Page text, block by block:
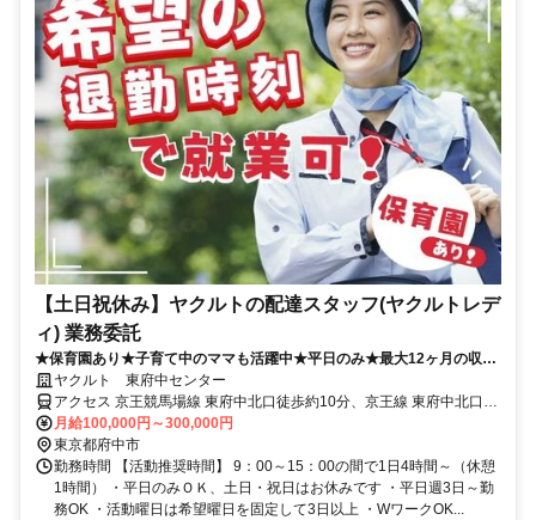
【土日祝休み】ヤクルトの配達スタッフ(ヤクルトレデ
ィ) 業務委託
★保育園あり★子育て中のママも活躍中★平日のみ★最大12ヶ月の収入
補償あり
ヤクルト 東府中センター
アクセス 京王競馬場線 東府中北口徒歩約10分、京王線 東府中北口徒
歩約10分、京王線 多磨霊園北口徒歩約11分
月給100,000円～300,000円
東京都府中市
勤務時間 【活動推奨時間】 9：00～15：00の間で1日4時間～（休憩
1時間） ・平日のみＯＫ、土日・祝日はお休みです ・平日週3日～勤
務OK ・活動曜日は希望曜日を固定して3日以上 ・WワークOK...